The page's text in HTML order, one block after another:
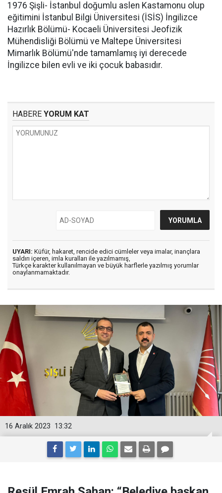
1976 Şişli- İstanbul doğumlu aslen Kastamonu olup
eğitimini İstanbul Bilgi Üniversitesi (İSİS) İngilizce
Hazırlık Bölümü- Kocaeli Üniversitesi Jeofizik
Mühendisliği Bölümü ve Maltepe Üniversitesi
Mimarlık Bölümü'nde tamamlamış iyi derecede
İngilizce bilen evli ve iki çocuk babasıdır.
HABERE YORUM KAT
UYARI: Küfür, hakaret, rencide edici cümleler veya imalar, inançlara
saldırı içeren, imla kuralları ile yazılmamış,
Türkçe karakter kullanılmayan ve büyük harflerle yazılmış yorumlar
onaylanmamaktadır.
13:32
16 Aralık 2023